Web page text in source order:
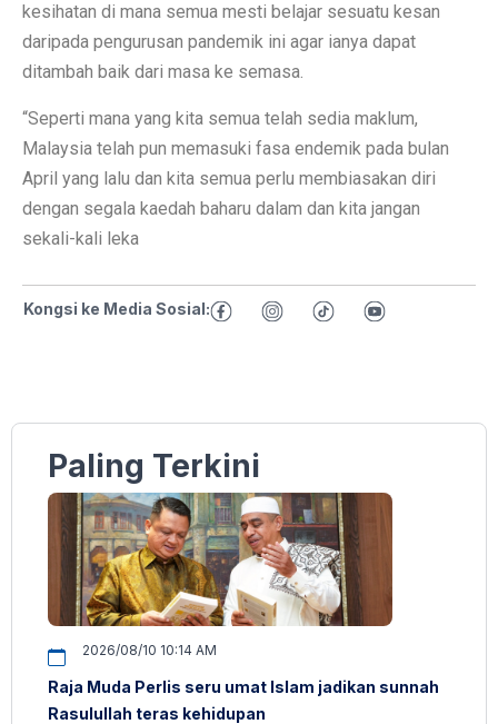
kesihatan di mana semua mesti belajar sesuatu kesan
daripada pengurusan pandemik ini agar ianya dapat
ditambah baik dari masa ke semasa.
“Seperti mana yang kita semua telah sedia maklum,
Malaysia telah pun memasuki fasa endemik pada bulan
April yang lalu dan kita semua perlu membiasakan diri
dengan segala kaedah baharu dalam dan kita jangan
sekali-kali leka
Kongsi ke Media Sosial:
Paling Terkini
2026/08/10 10:14 AM
Raja Muda Perlis seru umat Islam jadikan sunnah
Rasulullah teras kehidupan